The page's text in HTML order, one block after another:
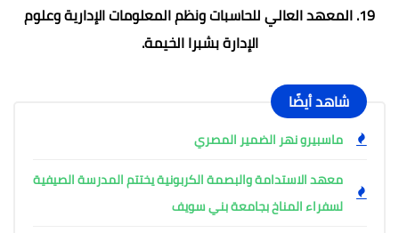
19. المعهد العالي للحاسبات ونظم المعلومات الإدارية وعلوم
الإدارة بشبرا الخيمة.
شاهد أيضًا
ماسبيرو نهر الضمير المصري
معهد الاستدامة والبصمة الكربونية يختتم المدرسة الصيفية
لسفراء المناخ بجامعة بني سويف